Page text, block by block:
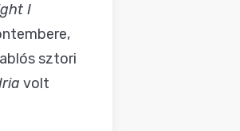
I
sztori
volt